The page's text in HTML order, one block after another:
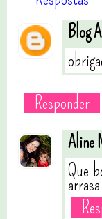
Blog
Responder
Aline
Que